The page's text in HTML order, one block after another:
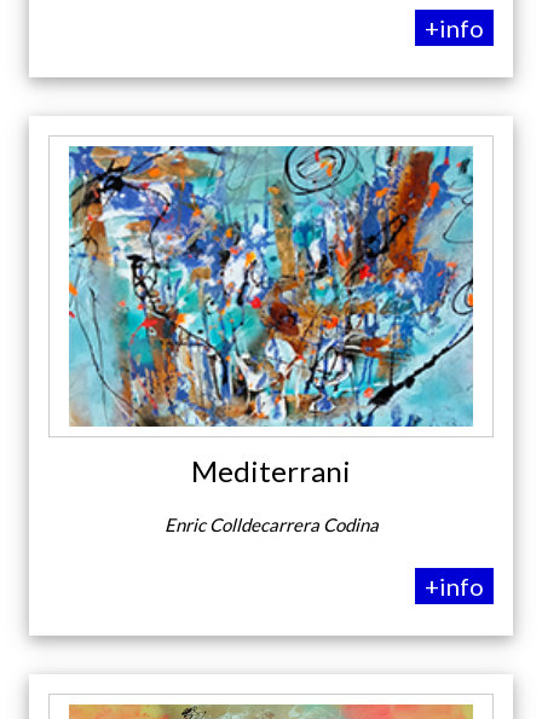
+info
Mediterrani
Enric Colldecarrera Codina
+info